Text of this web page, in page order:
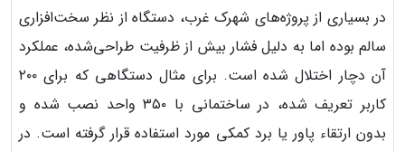
در بسیاری از پروژه‌های شهرک غرب، دستگاه از نظر سخت‌افزاری
سالم بوده اما به دلیل فشار بیش از ظرفیت طراحی‌شده، عملکرد
آن دچار اختلال شده است. برای مثال دستگاهی که برای ۲۰۰
کاربر تعریف شده، در ساختمانی با ۳۵۰ واحد نصب شده و
بدون ارتقاء پاور یا برد کمکی مورد استفاده قرار گرفته است. در